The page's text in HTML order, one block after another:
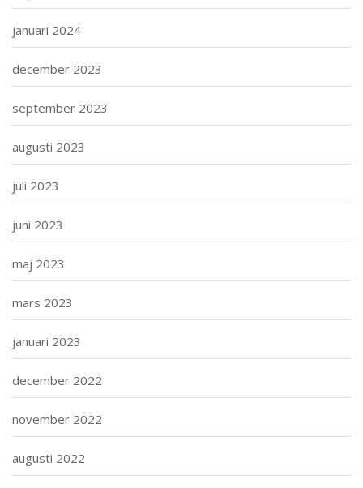
januari 2024
december 2023
september 2023
augusti 2023
juli 2023
juni 2023
maj 2023
mars 2023
januari 2023
december 2022
november 2022
augusti 2022